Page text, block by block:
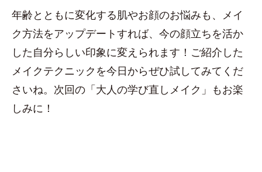
年齢とともに変化する肌やお顔のお悩みも、メイ
ク方法をアップデートすれば、今の顔立ちを活か
した自分らしい印象に変えられます！ご紹介した
メイクテクニックを今日からぜひ試してみてくだ
さいね。次回の「大人の学び直しメイク」もお楽
しみに！